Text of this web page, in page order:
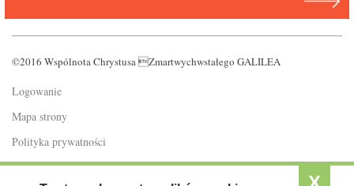
©2016 Wspólnota Chrystusa Zmartwychwstałego GALILEA
Logowanie
Mapa strony
Polityka prywatności
Standardy ochrony małoletnich